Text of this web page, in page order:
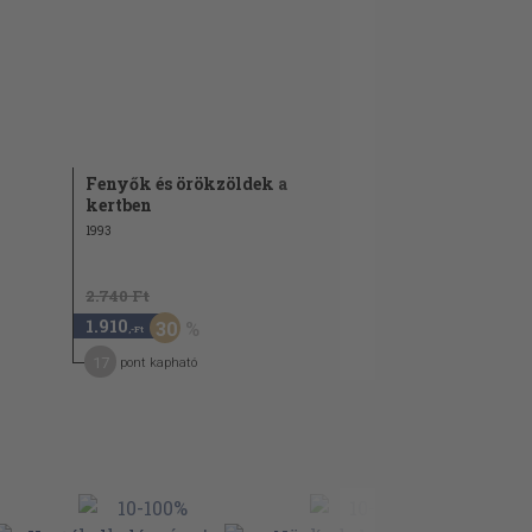
Fenyők és örökzöldek a
kertben
1993
2.740 Ft
1.910 ,-Ft 30
pont kapható